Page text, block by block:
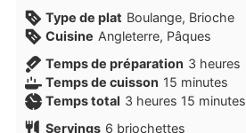
Type de plat Boulange, Brioche
Cuisine Angleterre, Pâques
Temps de préparation 3 heures
heures
Temps de cuisson 15 minutes
minutes
Temps total 3 heures
heures 15 minutes
minutes
Servings 6 briochettes